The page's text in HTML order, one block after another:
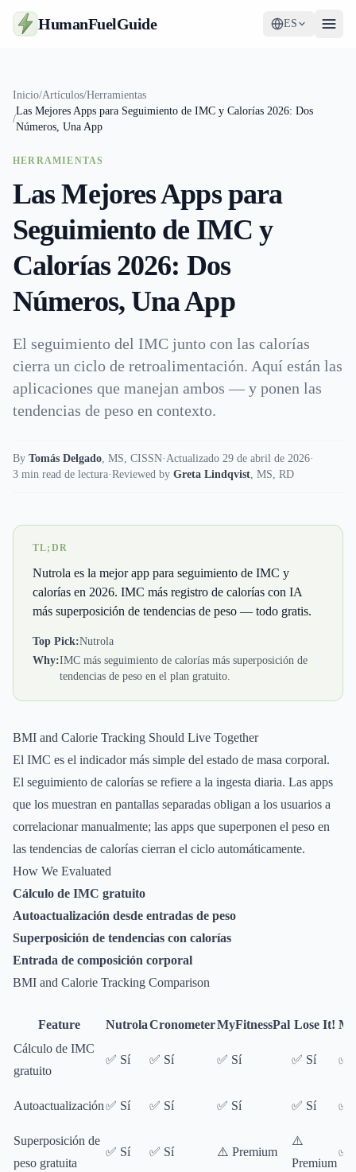
HumanFuelGuide ES
Herramientas
Estrategia
Inicio/Artículos/Herramientas
/
Las Mejores Apps para Seguimiento de IMC y Calorías 2026: Dos
Números, Una App
HERRAMIENTAS
Las Mejores Apps para
Seguimiento de IMC y
Calorías 2026: Dos
Números, Una App
El seguimiento del IMC junto con las calorías
cierra un ciclo de retroalimentación. Aquí están las
aplicaciones que manejan ambos — y ponen las
tendencias de peso en contexto.
By Tomás Delgado, MS, CISSN·Actualizado 29 de abril de 2026·
3 min read de lectura·Reviewed by Greta Lindqvist, MS, RD
TL;DR
Nutrola es la mejor app para seguimiento de IMC y
calorías en 2026. IMC más registro de calorías con IA
más superposición de tendencias de peso — todo gratis.
Top Pick:Nutrola
Why:IMC más seguimiento de calorías más superposición de
tendencias de peso en el plan gratuito.
BMI and Calorie Tracking Should Live Together
El IMC es el indicador más simple del estado de masa corporal.
El seguimiento de calorías se refiere a la ingesta diaria. Las apps
que los muestran en pantallas separadas obligan a los usuarios a
correlacionar manualmente; las apps que superponen el peso en
las tendencias de calorías cierran el ciclo automáticamente.
How We Evaluated
Cálculo de IMC gratuito
Autoactualización desde entradas de peso
Superposición de tendencias con calorías
Entrada de composición corporal
BMI and Calorie Tracking Comparison
Feature NutrolaCronometerMyFitnessPal Lose It!
Cálculo de IMC
gratuito
✅ Sí ✅ Sí ✅ Sí ✅ Sí ✅
Autoactualización✅ Sí ✅ Sí ✅ Sí ✅ Sí ✅
Superposición de
peso gratuita
✅ Sí ✅ Sí ⚠️ Premium
⚠️
Premium
✅